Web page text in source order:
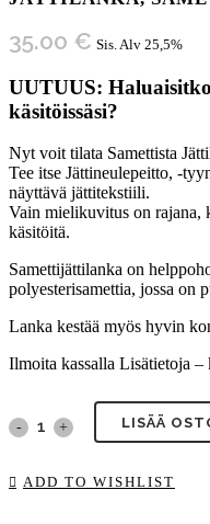
35.00 € Sis. Alv 25,5%
UUTUUS:
käsitöissäsi?
Nyt voit tilata Samettista
Tee itse Jättineulepeitto, -
näyttävä jättitekstiili.
Vain mielikuvitus on rajana,
käsitöitä.
Samettijättilanka on
polyesterisamettia, jossa on
Lanka kestää myös hyvin
Ilmoita kassalla Lisätietoja –
Jättilanka, LISÄÄ
ADD TO WISHLIST